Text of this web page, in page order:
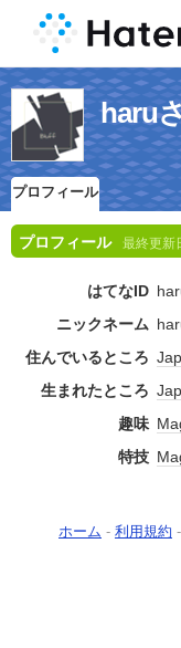
haru
プロフィール
プロフィール 最終更新
はてなID
ニックネーム
住んでいるところ
生まれたところ
趣味
特技
ホーム - 利用規約 -